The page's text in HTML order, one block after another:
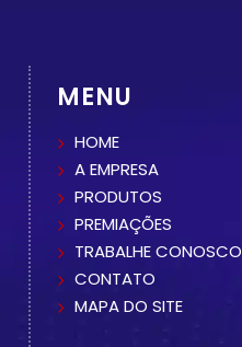
MENU
HOME
A EMPRESA
PRODUTOS
PREMIAÇÕES
TRABALHE CONOSCO
CONTATO
MAPA DO SITE